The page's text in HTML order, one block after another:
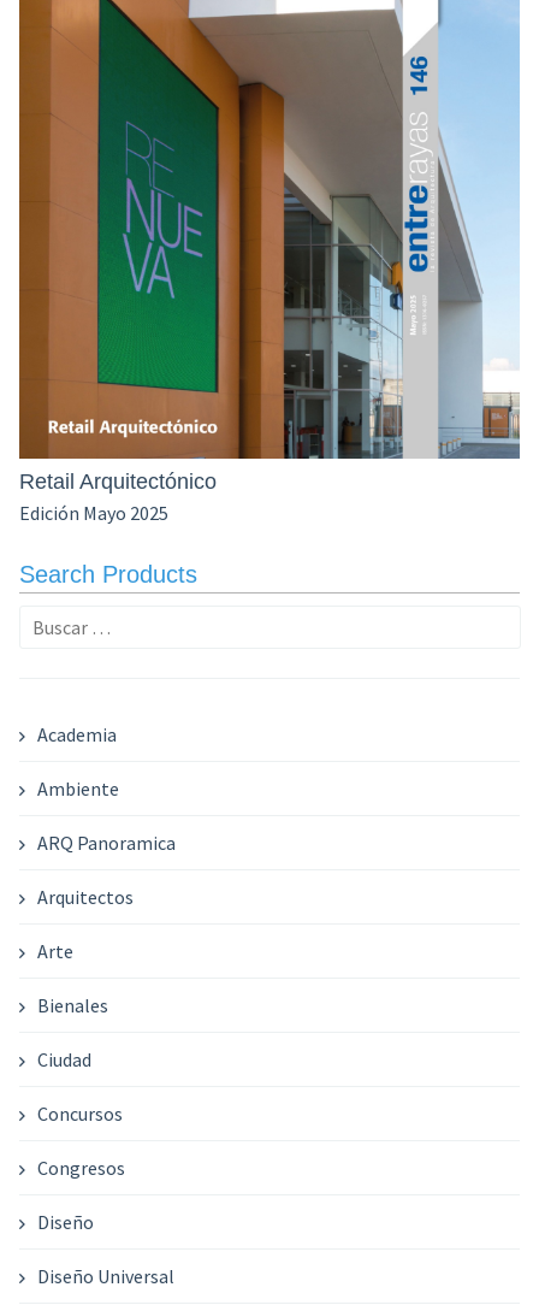
Retail Arquitectónico
Edición Mayo 2025
Search Products
Buscar:
Academia
Ambiente
ARQ Panoramica
Arquitectos
Arte
Bienales
Ciudad
Concursos
Congresos
Diseño
Diseño Universal